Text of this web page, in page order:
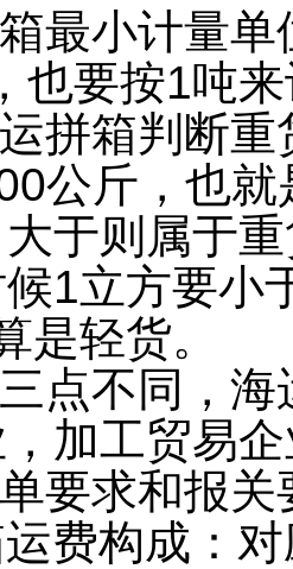
小计量单
也要按1吨
箱判断重
公斤，也
于则属于
1立方要小
是轻货。
不同，海
加工贸易
求和报关
构成：对